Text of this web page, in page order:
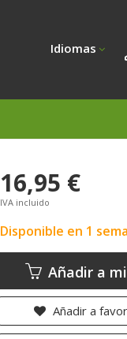
Idiomas
16,95 €
IVA incluido
Disponible en 1
Añadir a
Añadir a